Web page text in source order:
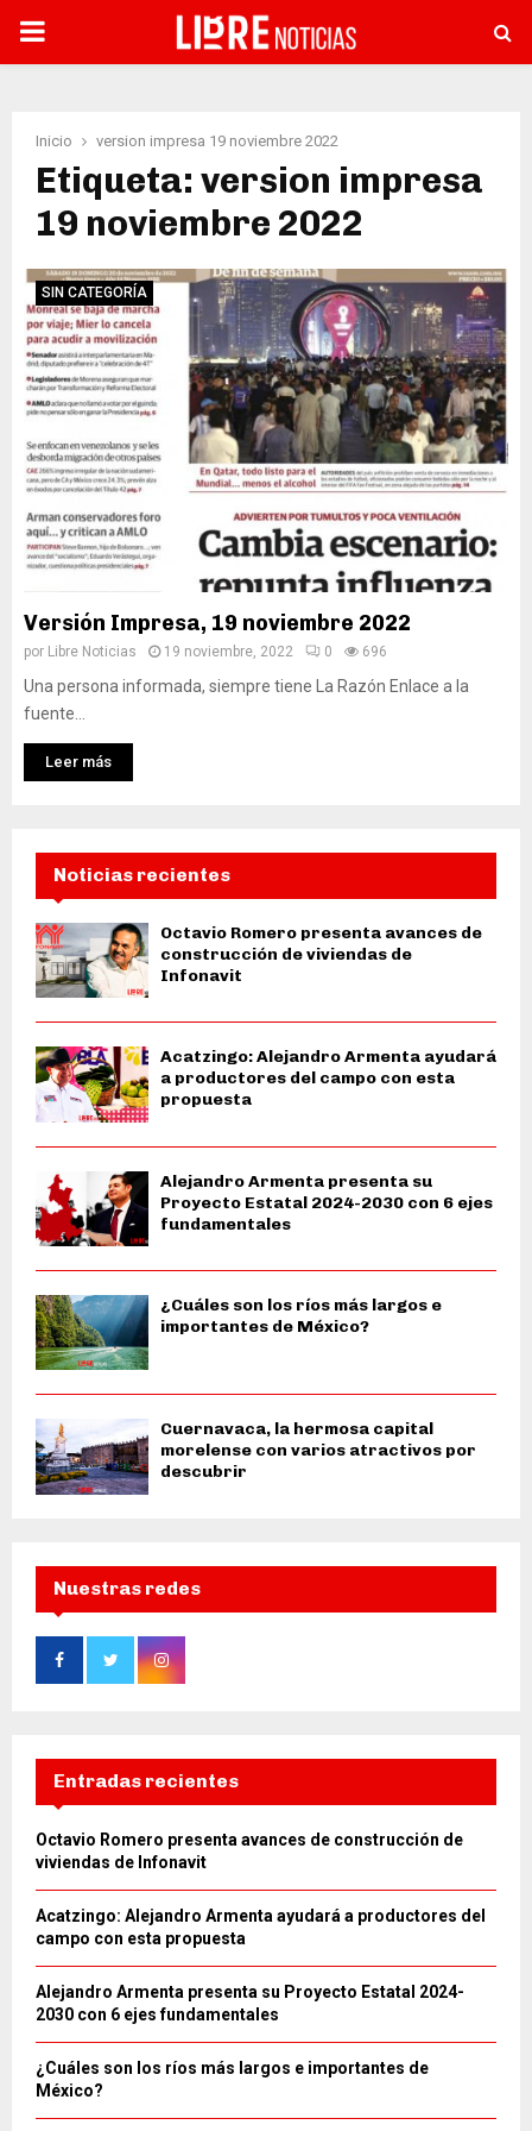
PRIMARY
Inicio version impresa 19 noviembre 2022
Etiqueta: version impresa
19 noviembre 2022
SIN CATEGORÍA
Versión Impresa, 19 noviembre 2022
por Libre Noticias 19 noviembre, 2022 0 696
Una persona informada, siempre tiene La Razón Enlace a la
fuente...
Leer más
Noticias recientes
Octavio Romero presenta avances de
construcción de viviendas de
Infonavit
Acatzingo: Alejandro Armenta ayudará
a productores del campo con esta
propuesta
Alejandro Armenta presenta su
Proyecto Estatal 2024-2030 con 6 ejes
fundamentales
¿Cuáles son los ríos más largos e
importantes de México?
Cuernavaca, la hermosa capital
morelense con varios atractivos por
descubrir
Nuestras redes
Entradas recientes
Octavio Romero presenta avances de construcción de
viviendas de Infonavit
Acatzingo: Alejandro Armenta ayudará a productores del
campo con esta propuesta
Alejandro Armenta presenta su Proyecto Estatal 2024-
2030 con 6 ejes fundamentales
¿Cuáles son los ríos más largos e importantes de
México?